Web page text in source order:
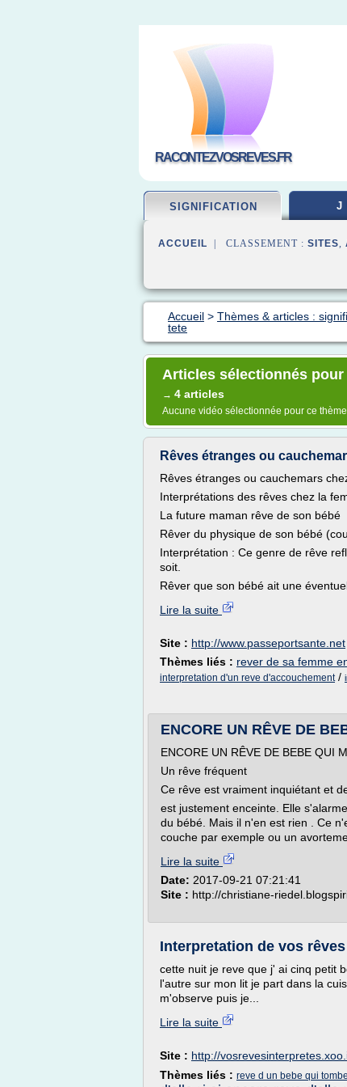
RACONTEZVOSREVES.FR
SIGNIFICATION J
ACCUEIL | CLASSEMENT : SITES,
Accueil > Thèmes & articles :
tete
Articles sélectionnés
→ 4 articles
Aucune vidéo sélectionnée pour ce thème
Rêves étranges ou
Rêves étranges ou cauchemars
Interprétations des rêves chez la
La future maman rêve de son bébé
Rêver du physique de son bébé
Interprétation : Ce genre de rêve
soit.
Rêver que son bébé ait une
Lire la suite
Site : http://www.passeportsante.net
Thèmes liés : rever de sa femme
interpretation d'un reve d'accouchement/
ENCORE UN RÊVE DE
ENCORE UN RÊVE DE BEBE QUI
Un rêve fréquent
Ce rêve est vraiment inquiétant et
est justement enceinte. Elle
du bébé. Mais il n'en est rien . Ce
couche par exemple ou un
Lire la suite
Date: 2017-09-21 07:21:41
Site : http://christiane-
Interpretation de vos
cette nuit je reve que j' ai cinq petit
l'autre sur mon lit je part dans la
m'observe puis je...
Lire la suite
Site : http://
Thèmes liés : reve d un bebe qui tombe